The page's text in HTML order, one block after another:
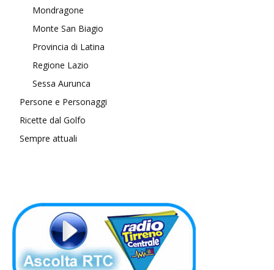
Mondragone
Monte San Biagio
Provincia di Latina
Regione Lazio
Sessa Aurunca
Persone e Personaggi
Ricette dal Golfo
Sempre attuali